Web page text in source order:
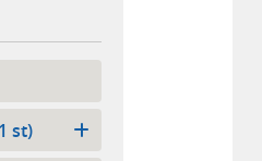
st)